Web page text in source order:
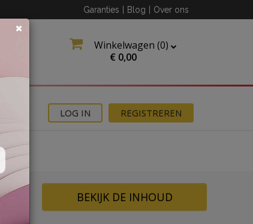
Garanties Blog Over ons
Winkelwagen (0)
€ 0,00
REGISTREREN
LOG IN
BEKIJK DE INHOUD